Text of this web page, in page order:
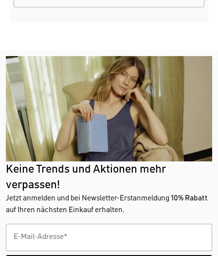
Keine Trends und Aktionen mehr
verpassen!
Jetzt anmelden und bei Newsletter-Erstanmeldung 10% Rabatt
auf Ihren nächsten Einkauf erhalten.